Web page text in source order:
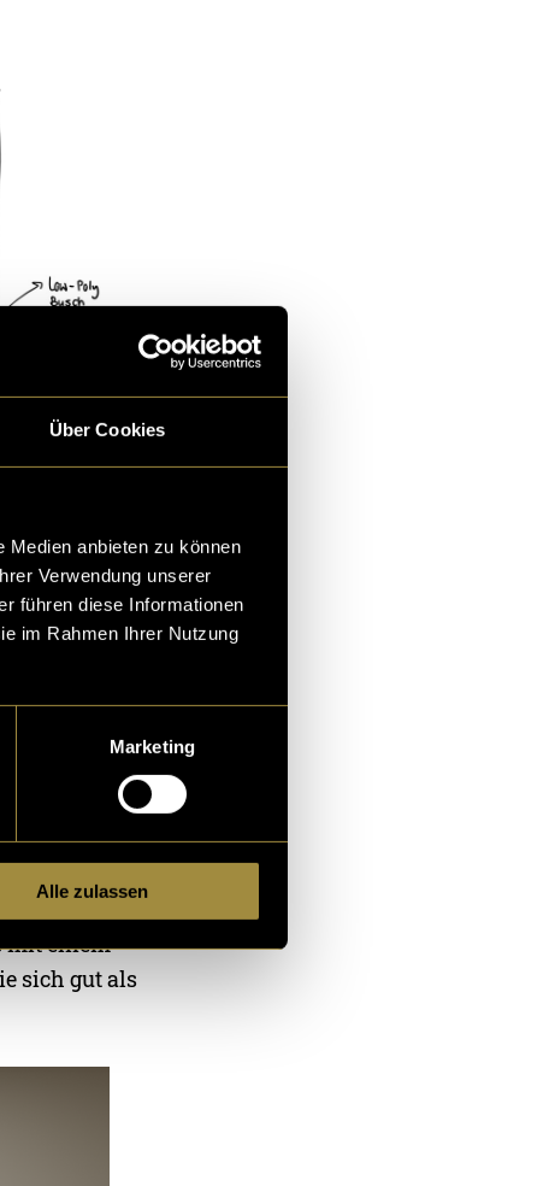
Über Cookies
Medien anbieten zu können
Verwendung unserer
führen diese Informationen
im Rahmen Ihrer Nutzung
Marketing
Alle zulassen
ersten Schritt
mit einem
sich gut als